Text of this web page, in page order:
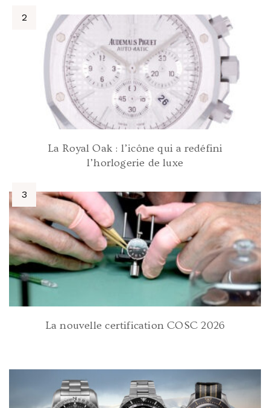
La Royal Oak : l’icône qui a redéfini
l’horlogerie de luxe
La nouvelle certification COSC 2026